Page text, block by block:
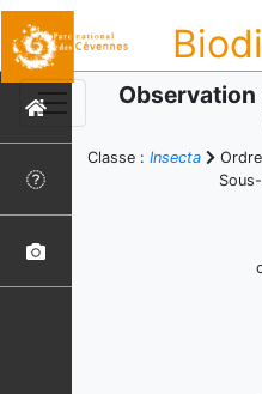
Observation
Classe : Insecta